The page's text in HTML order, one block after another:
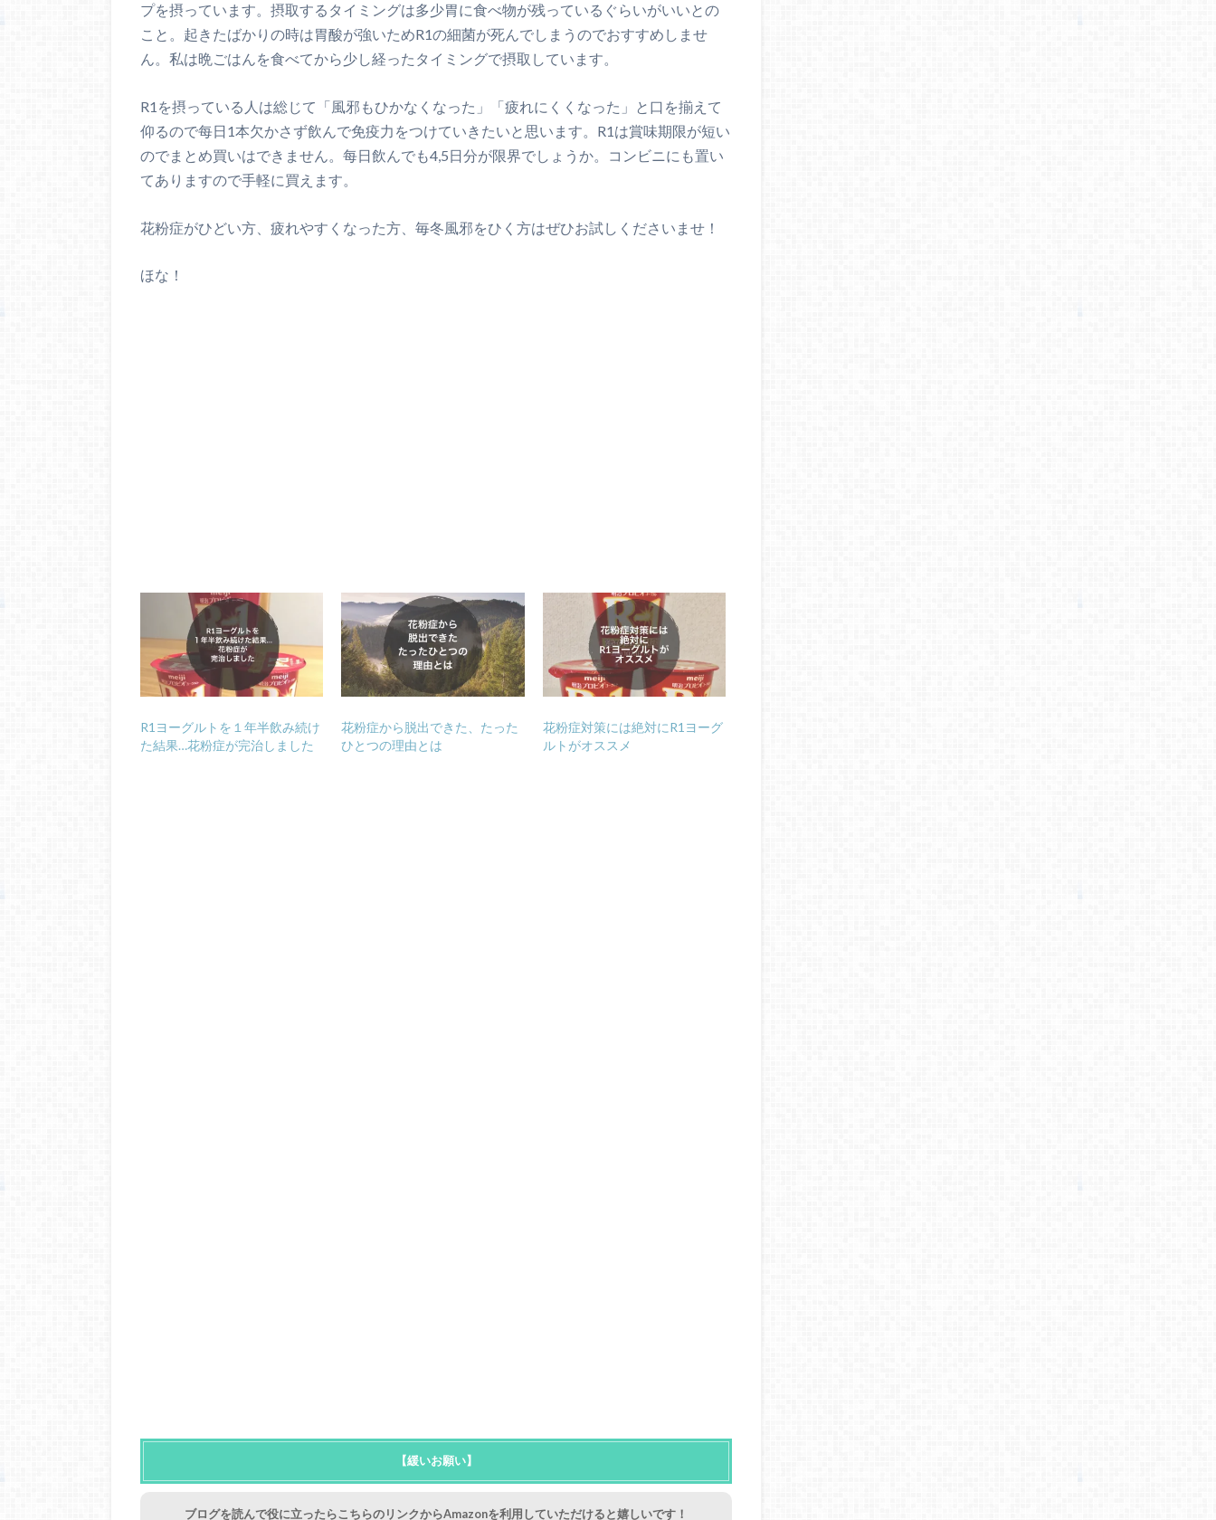
プを摂っています。摂取するタイミングは多少胃に食べ物が残っているぐらいがいいとの
こと。起きたばかりの時は胃酸が強いためR1の細菌が死んでしまうのでおすすめしませ
ん。私は晩ごはんを食べてから少し経ったタイミングで摂取しています。
R1を摂っている人は総じて「風邪もひかなくなった」「疲れにくくなった」と口を揃えて
仰るので每日1本欠かさず飲んで免疫力をつけていきたいと思います。R1は賞味期限が短い
のでまとめ買いはできません。每日飲んでも4,5日分が限界でしょうか。コンビニにも置い
てありますので手軽に買えます。
花粉症がひどい方、疲れやすくなった方、毎冬風邪をひく方はぜひお試しくださいませ！
ほな！
R1ヨーグルトを１年半飲み続け
た結果…花粉症が完治しました
花粉症から脱出できた、たった
ひとつの理由とは
花粉症対策には絶対にR1ヨーグ
ルトがオススメ
【緩いお願い】
ブログを読んで役に立ったらこちらのリンクからAmazonを利用していただけると嬉しいです！